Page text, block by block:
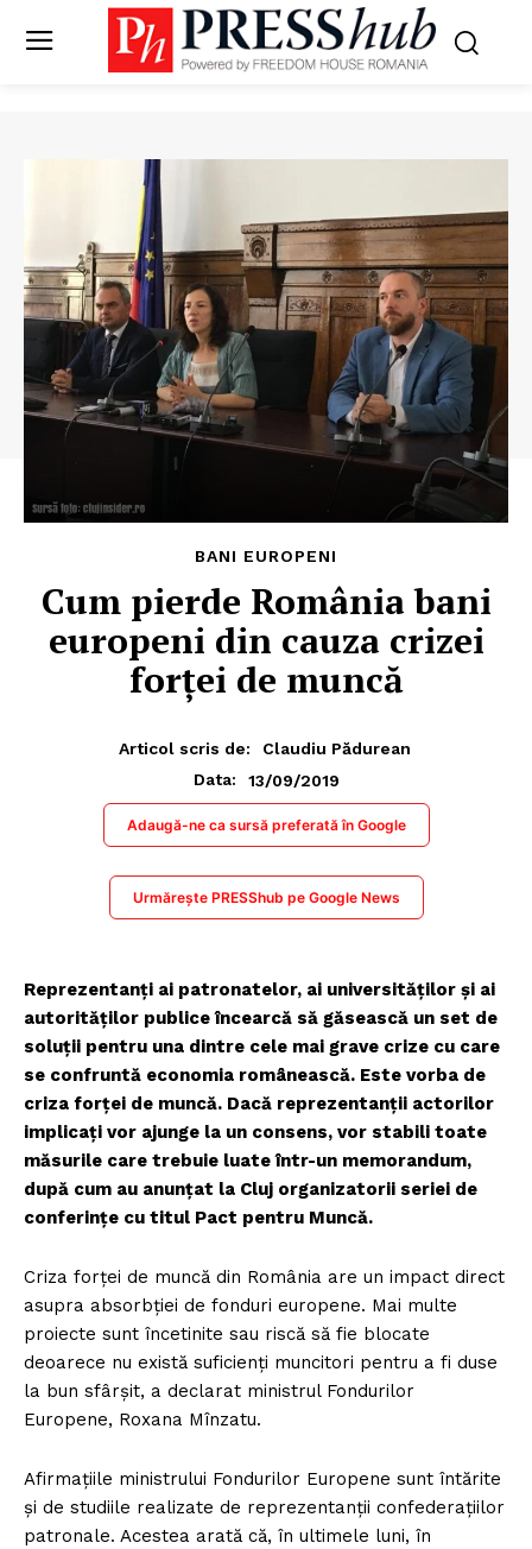
BANI EUROPENI
Cum pierde România bani
europeni din cauza crizei
forței de muncă
Articol scris de:
Claudiu Pădurean
Data:
13/09/2019
Adaugă-ne ca sursă preferată în Google
Urmărește PRESShub pe Google News
Reprezentanți ai patronatelor, ai universităților și ai
autorităților publice încearcă să găsească un set de
soluții pentru una dintre cele mai grave crize cu care
se confruntă economia românească. Este vorba de
criza forței de muncă. Dacă reprezentanții actorilor
implicați vor ajunge la un consens, vor stabili toate
măsurile care trebuie luate într-un memorandum,
după cum au anunțat la Cluj organizatorii seriei de
conferințe cu titul Pact pentru Muncă.
Criza forţei de muncă din România are un impact direct
asupra absorbţiei de fonduri europene. Mai multe
proiecte sunt încetinite sau riscă să fie blocate
deoarece nu există suficienţi muncitori pentru a fi duse
la bun sfârşit, a declarat ministrul Fondurilor
Europene, Roxana Mînzatu.
Afirmaţiile ministrului Fondurilor Europene sunt întărite
şi de studiile realizate de reprezentanţii confederaţiilor
patronale. Acestea arată că, în ultimele luni, în